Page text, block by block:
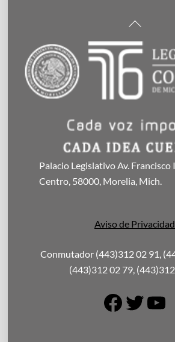
Back
Top
Palacio Legislativo Av. Francisco
Centro, 58000, Morelia, Mich.
Aviso de Privacidad
Conmutador (443)312 02 91,
(443)312 02 79,